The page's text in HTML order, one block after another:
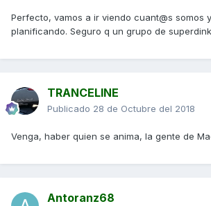
Perfecto, vamos a ir viendo cuant@s somos
planificando. Seguro q un grupo de
TRANCELINE
Publicado 28 de Octubre del 2018
Venga, haber quien se anima, la gente de
Antoranz68